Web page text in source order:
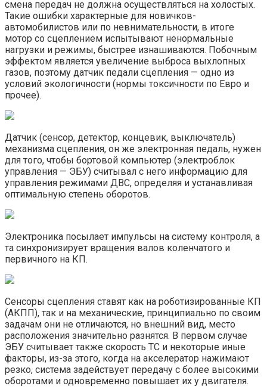
смена передач не должна осуществляться на холостых.
Такие ошибки характерные для новичков-
автомобилистов или по невнимательности, в итоге
мотор со сцеплением испытывают ненормальные
нагрузки и режимы, быстрее изнашиваются. Побочным
эффектом является увеличение выброса выхлопных
газов, поэтому датчик педали сцепления — одно из
условий экологичности (нормы токсичности по Евро и
прочее).
Датчик (сенсор, детектор, концевик, выключатель)
механизма сцепления, он же электронная педаль, нужен
для того, чтобы бортовой компьютер (электроблок
управления — ЭБУ) считывал с него информацию для
управления режимами ДВС, определяя и устанавливая
оптимальную степень оборотов.
Электроника посылает импульсы на систему контроля, а
та синхронизирует вращения валов коленчатого и
первичного на КП.
Сенсоры сцепления ставят как на роботизированные КП
(АКПП), так и на механические, принципиально по своим
задачам они не отличаются, но внешний вид, место
расположения значительно разнятся. В первом случае
ЭБУ считывает также скорость ТС и некоторые иные
факторы, из-за этого, когда на акселератор нажимают
резко, система задействует передачу с более высокими
оборотами и одновременно повышает их у двигателя.